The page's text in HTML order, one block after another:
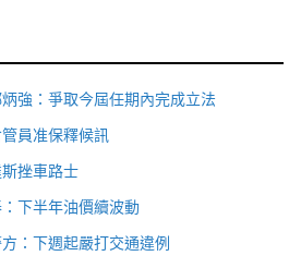
強：爭取今屆任期內完成立法
員准保釋候訊
挫車路士
下半年油價續波動
：下週起嚴打交通違例